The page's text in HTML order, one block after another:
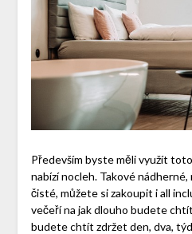
Především byste měli využít
nabízí nocleh. Takové
čisté, můžete si zakoupit i all
večeří na jak dlouho budete
budete chtít zdržet den, dva,